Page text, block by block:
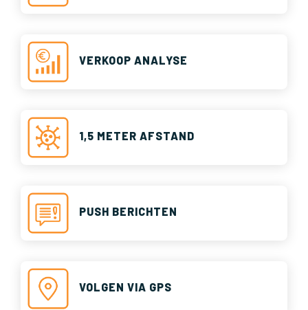
VERKOOP ANALYSE
1,5 METER AFSTAND
PUSH BERICHTEN
VOLGEN VIA GPS